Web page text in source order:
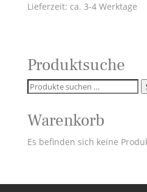
Lieferzeit: ca. 3-4 Werktage
Produktsuche
Suchen
Warenkorb
Es befinden sich keine